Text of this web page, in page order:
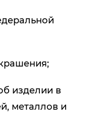
изделии в
металлов и